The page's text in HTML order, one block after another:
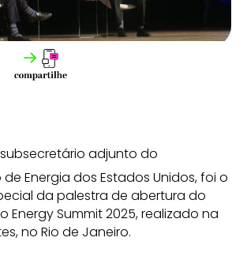
adjunto do
Energia dos Estados Unidos, foi o
da palestra de abertura do
Energy Summit 2025, realizado na
no Rio de Janeiro.